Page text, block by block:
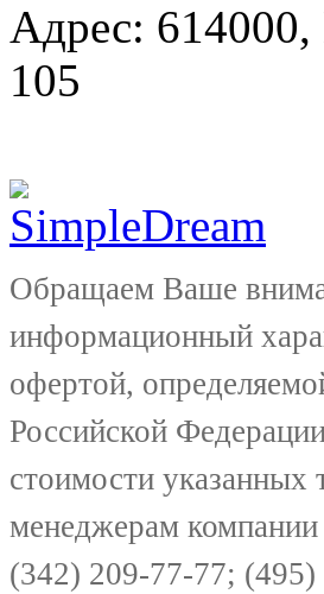
Адрес: 614000,
105
Обращаем Ваше
информационный
офертой,
Российской
стоимости указанных
менеджерам
(342) 209-77-77;